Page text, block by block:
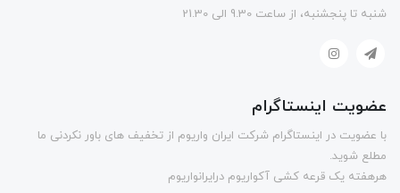
شنبه تا پنجشنبه، از ساعت 9.30 الی 21.30
عضویت اینستاگرام
با عضویت در اینستاگرام شرکت ایران واریوم از تخفیف های باور نکردنی ما
مطلع شوید.
هرهفته یک قرعه کشی آکواریوم درایرانواریوم